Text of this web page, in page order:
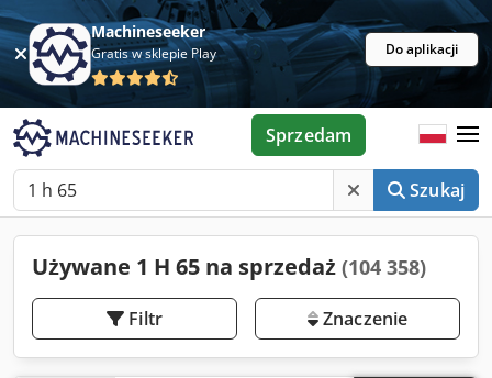
Machineseeker
Gratis w sklepie Play Do aplikacji
Szukaj
Sprzedam
Używane 1 H 65 na sprzedaż (104 358)
Filtr Znaczenie